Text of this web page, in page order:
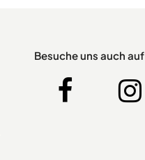
Besuche uns auch auf